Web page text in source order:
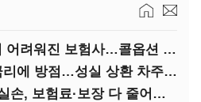
자본성증권 돌려막기 어려워진 보험사…콜옵션 부담 급증
당국, '포용금융' 저금리에 방점…성실 상환 차주는 '역차별'
단독 가입 어려워진 실손, 보험료·보장 다 줄어든 5세대는?